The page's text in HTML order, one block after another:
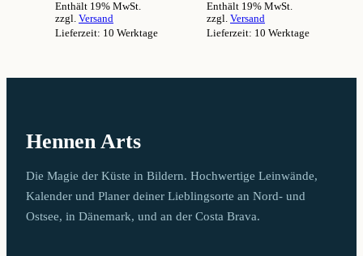
Enthält 19% MwSt.
zzgl. Versand
Lieferzeit: 10 Werktage
Die
können
auf
der
Produktseite
Enthält 19% MwSt.
zzgl. Versand
Lieferzeit: 10 Werktage
können
der
Produktseite
Hennen Arts
Die Magie der Küste in Bildern. Hochwertige Leinwände,
Kalender und Planer deiner Lieblingsorte an Nord- und
Ostsee, in Dänemark, und an der Costa Brava.